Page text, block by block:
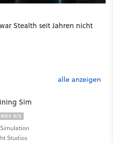
Stealth seit Jahren nicht
alle anzeigen
Sim
X/S
Studios